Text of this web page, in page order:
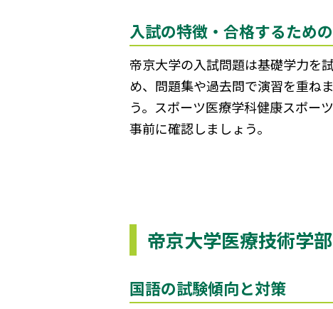
入試の特徴・合格するため
帝京大学の入試問題は基礎学力を
め、問題集や過去問で演習を重ね
う。スポーツ医療学科健康スポー
事前に確認しましょう。
帝京大学医療技術学
国語の試験傾向と対策